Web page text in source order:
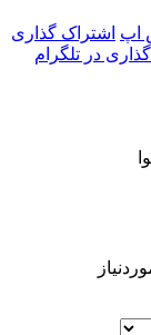
اپ اشتراک گذاری
در تلگرام